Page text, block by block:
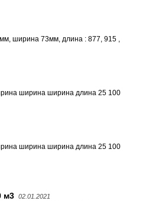
ширина 73мм, длина : 877, 915 ,
ширина ширина длина 25 100
ширина ширина длина 25 100
м3 02.01.2021